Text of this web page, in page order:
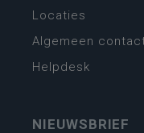
Locaties
Algemeen
Helpdesk
NIEUWSBRIEF